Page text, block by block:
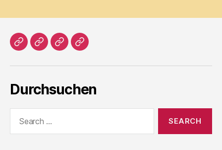
HomeLiteratur
ProsaImpressum
Durchsuchen